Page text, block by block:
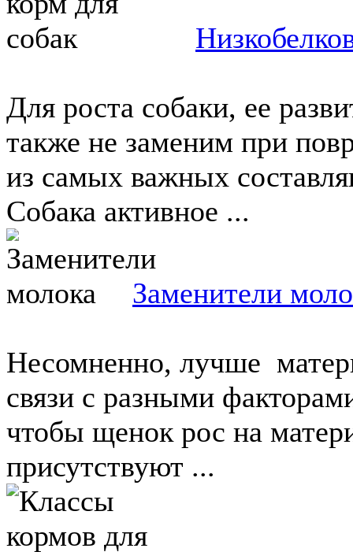
Для роста собаки, ее
также не заменим при
из самых важных
Собака активное ...
Заменители
Несомненно, лучше
связи с разными
чтобы щенок рос на
присутствуют ...